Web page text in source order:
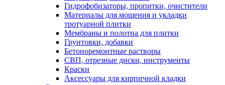
Гидрофобизаторы, пропитки, очистители
Материалы для мощения и укладки
тротуарной плитки
Мембраны и полотна для плитки
Грунтовки, добавки
Бетоноремонтные растворы
СВП, отрезные диски, инструменты
Краски
Аксессуары для кирпичной кладки